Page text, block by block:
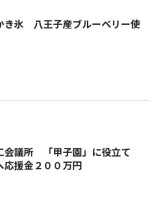
き氷 八王子産ブルーベリー使
会議所 「甲子園」に役立て
援金２００万円